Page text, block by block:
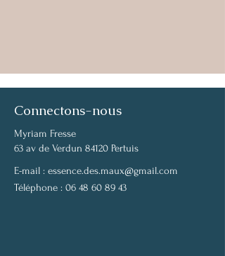
Connectons-nous
Myriam Fresse
63 av de Verdun 84120 Pertuis
E-mail : essence.des.maux@gmail.com
Téléphone : 06 48 60 89 43